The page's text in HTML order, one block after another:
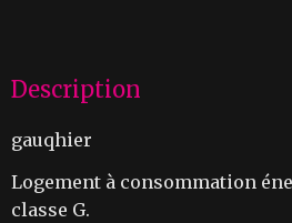
Description
gauqhier
Logement à consommation
classe G.